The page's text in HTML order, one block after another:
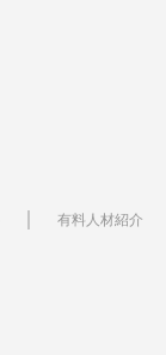
｜ 有料人材紹介